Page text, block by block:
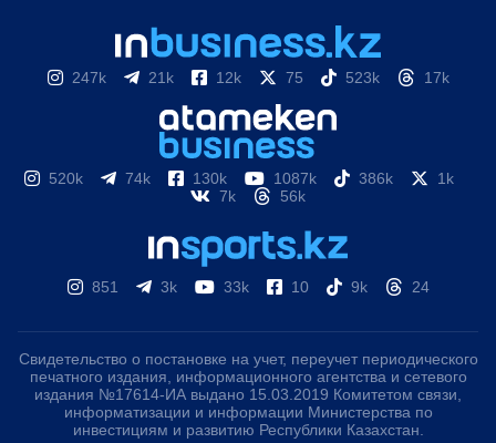
247k 21k 12k 75 523k 17k
520k 74k 130k 1087k 386k
1k
7k
56k
851 3k 33k 10 9k 24
Свидетельство о постановке на учет, переучет периодического
печатного издания, информационного агентства и сетевого
издания №17614-ИА выдано 15.03.2019 Комитетом связи,
информатизации и информации Министерства по
инвестициям и развитию Республики Казахстан.